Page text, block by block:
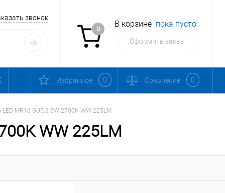
звонок
0
В корзине пока пусто
Оформить заказ
Избранное 0 Сравнение 0
MR16 GU5.3 6W 2700K WW 225LM
WW 225LM